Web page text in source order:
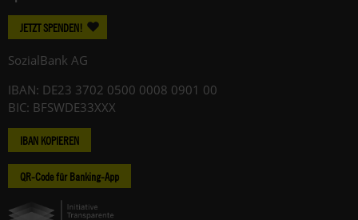
JETZT SPENDEN!
SozialBank AG
IBAN: DE23 3702 0500 0008 0901 00
BIC: BFSWDE33XXX
IBAN KOPIEREN
QR-Code für Banking-App